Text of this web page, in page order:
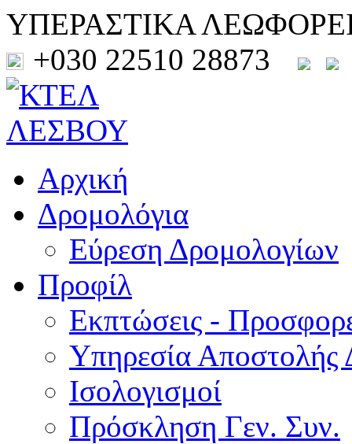
ΥΠΕΡΑΣΤΙΚΑ
+030 22510 28873
Αρχική
Δρομολόγια
Εύρεση Δρομολογίων
Προφίλ
Εκπτώσεις -
Υπηρεσία Αποστολής
Ισολογισμοί
Πρόσκληση Γεν. Συν.